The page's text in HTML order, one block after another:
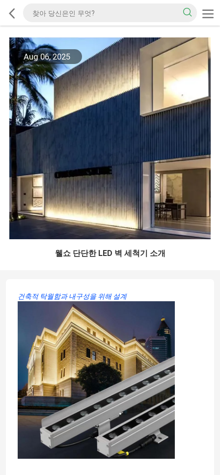
Aug 06, 2025
웰쇼 단단한 LED 벽 세척기 소개
건축적 탁월함과 내구성을 위해 설계